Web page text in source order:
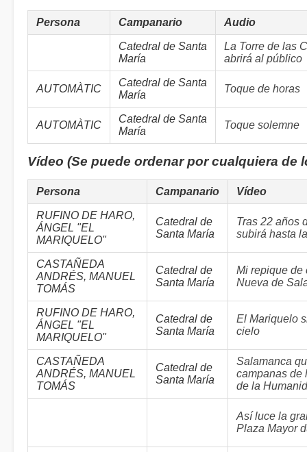
Persona Campanario Audio
Catedral de Santa
María
La Torre de las
abrirá al público
AUTOMÀTIC
Catedral de Santa
María
Toque de horas
AUTOMÀTIC
Catedral de Santa
María
Toque solemne
Vídeo (Se puede ordenar por cualquiera de
Persona Campanario Vídeo
RUFINO DE HARO,
ÁNGEL "EL
MARIQUELO"
Catedral de
Santa María
Tras 22 años
subirá hasta
CASTAÑEDA
ANDRÉS, MANUEL
TOMÁS
Catedral de
Santa María
Mi repique de
Nueva de
RUFINO DE HARO,
ÁNGEL "EL
MARIQUELO"
Catedral de
Santa María
El Mariquelo
cielo
CASTAÑEDA
ANDRÉS, MANUEL
TOMÁS
Catedral de
Santa María
Salamanca
campanas de
de la
Así luce la
Plaza Mayor